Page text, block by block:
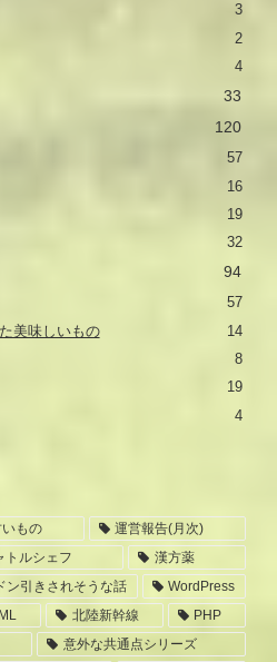
3
2
4
33
120
57
16
19
32
94
57
美味しいもの
14
8
19
4
もの
運営報告(月次)
トルシェフ
漢方薬
ン引きされそうな話
WordPress
北陸新幹線
PHP
意外な共通点シリーズ